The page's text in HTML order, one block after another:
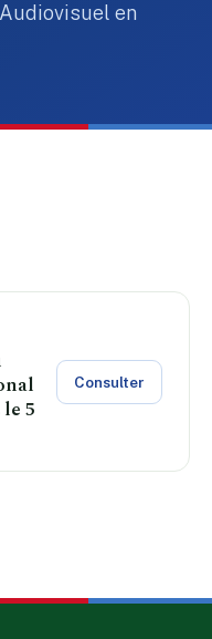
en
5
Consulter